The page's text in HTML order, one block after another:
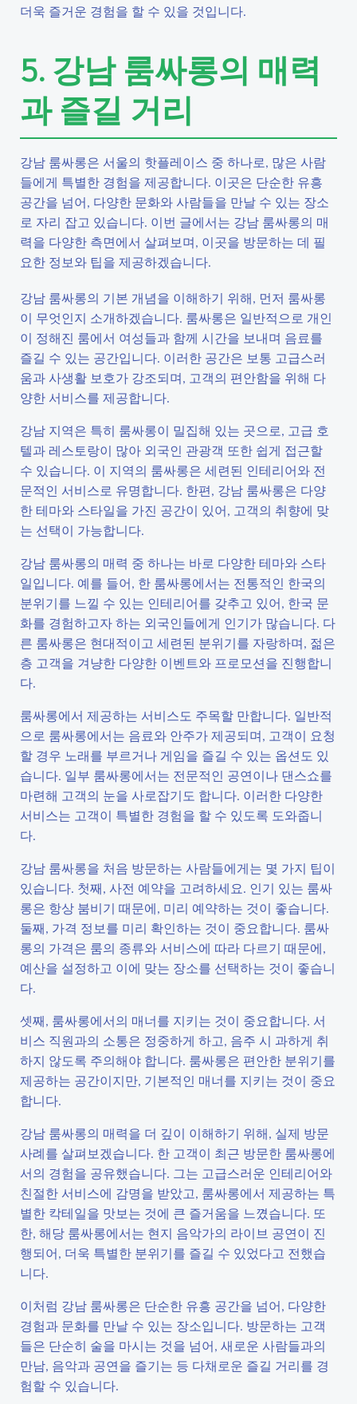
더욱 즐거운 경험을 할 수 있을 것입니다.
5. 강남 룸싸롱의 매력
과 즐길 거리
강남 룸싸롱은 서울의 핫플레이스 중 하나로, 많은 사람
들에게 특별한 경험을 제공합니다. 이곳은 단순한 유흥
공간을 넘어, 다양한 문화와 사람들을 만날 수 있는 장소
로 자리 잡고 있습니다. 이번 글에서는 강남 룸싸롱의 매
력을 다양한 측면에서 살펴보며, 이곳을 방문하는 데 필
요한 정보와 팁을 제공하겠습니다.
강남 룸싸롱의 기본 개념을 이해하기 위해, 먼저 룸싸롱
이 무엇인지 소개하겠습니다. 룸싸롱은 일반적으로 개인
이 정해진 룸에서 여성들과 함께 시간을 보내며 음료를
즐길 수 있는 공간입니다. 이러한 공간은 보통 고급스러
움과 사생활 보호가 강조되며, 고객의 편안함을 위해 다
양한 서비스를 제공합니다.
강남 지역은 특히 룸싸롱이 밀집해 있는 곳으로, 고급 호
텔과 레스토랑이 많아 외국인 관광객 또한 쉽게 접근할
수 있습니다. 이 지역의 룸싸롱은 세련된 인테리어와 전
문적인 서비스로 유명합니다. 한편, 강남 룸싸롱은 다양
한 테마와 스타일을 가진 공간이 있어, 고객의 취향에 맞
는 선택이 가능합니다.
강남 룸싸롱의 매력 중 하나는 바로 다양한 테마와 스타
일입니다. 예를 들어, 한 룸싸롱에서는 전통적인 한국의
분위기를 느낄 수 있는 인테리어를 갖추고 있어, 한국 문
화를 경험하고자 하는 외국인들에게 인기가 많습니다. 다
른 룸싸롱은 현대적이고 세련된 분위기를 자랑하며, 젊은
층 고객을 겨냥한 다양한 이벤트와 프로모션을 진행합니
다.
룸싸롱에서 제공하는 서비스도 주목할 만합니다. 일반적
으로 룸싸롱에서는 음료와 안주가 제공되며, 고객이 요청
할 경우 노래를 부르거나 게임을 즐길 수 있는 옵션도 있
습니다. 일부 룸싸롱에서는 전문적인 공연이나 댄스쇼를
마련해 고객의 눈을 사로잡기도 합니다. 이러한 다양한
서비스는 고객이 특별한 경험을 할 수 있도록 도와줍니
다.
강남 룸싸롱을 처음 방문하는 사람들에게는 몇 가지 팁이
있습니다. 첫째, 사전 예약을 고려하세요. 인기 있는 룸싸
롱은 항상 붐비기 때문에, 미리 예약하는 것이 좋습니다.
둘째, 가격 정보를 미리 확인하는 것이 중요합니다. 룸싸
롱의 가격은 룸의 종류와 서비스에 따라 다르기 때문에,
예산을 설정하고 이에 맞는 장소를 선택하는 것이 좋습니
다.
셋째, 룸싸롱에서의 매너를 지키는 것이 중요합니다. 서
비스 직원과의 소통은 정중하게 하고, 음주 시 과하게 취
하지 않도록 주의해야 합니다. 룸싸롱은 편안한 분위기를
제공하는 공간이지만, 기본적인 매너를 지키는 것이 중요
합니다.
강남 룸싸롱의 매력을 더 깊이 이해하기 위해, 실제 방문
사례를 살펴보겠습니다. 한 고객이 최근 방문한 룸싸롱에
서의 경험을 공유했습니다. 그는 고급스러운 인테리어와
친절한 서비스에 감명을 받았고, 룸싸롱에서 제공하는 특
별한 칵테일을 맛보는 것에 큰 즐거움을 느꼈습니다. 또
한, 해당 룸싸롱에서는 현지 음악가의 라이브 공연이 진
행되어, 더욱 특별한 분위기를 즐길 수 있었다고 전했습
니다.
이처럼 강남 룸싸롱은 단순한 유흥 공간을 넘어, 다양한
경험과 문화를 만날 수 있는 장소입니다. 방문하는 고객
들은 단순히 술을 마시는 것을 넘어, 새로운 사람들과의
만남, 음악과 공연을 즐기는 등 다채로운 즐길 거리를 경
험할 수 있습니다.